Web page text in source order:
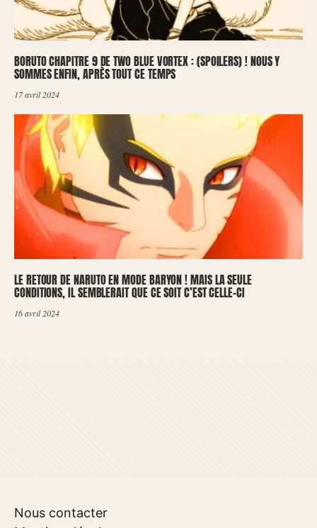
BORUTO CHAPITRE 9 DE TWO BLUE VORTEX : (SPOILERS) ! NOUS Y
SOMMES ENFIN, APRÈS TOUT CE TEMPS
17 avril 2024
LE RETOUR DE NARUTO EN MODE BARYON ! MAIS LA SEULE
CONDITIONS, IL SEMBLERAIT QUE CE SOIT C’EST CELLE-CI
16 avril 2024
Nous contacter